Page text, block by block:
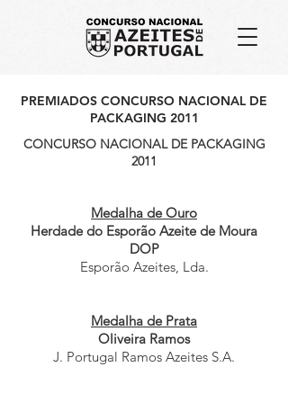
PREMIADOS CONCURSO NACIONAL DE
PACKAGING 2011
CONCURSO NACIONAL DE PACKAGING
2011
Medalha de Ouro
Herdade do Esporão Azeite de Moura
DOP
Esporão Azeites, Lda.
Medalha de Prata
Oliveira Ramos
J. Portugal Ramos Azeites S.A.